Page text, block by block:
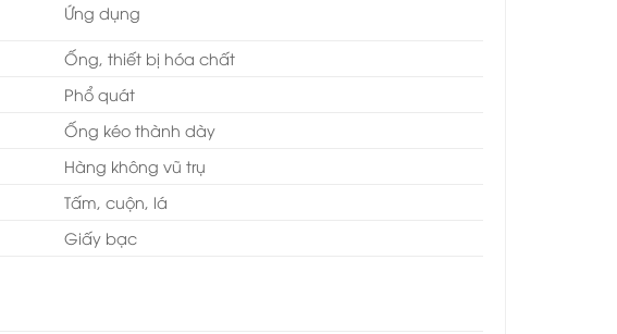
Ứng dụng
Ống, thiết bị hóa chất
Phổ quát
Ống kéo thành dày
Hàng không vũ trụ
Tấm, cuộn, lá
Giấy bạc